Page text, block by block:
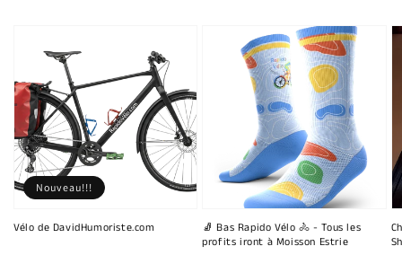
Vélo de DavidHumoriste.com
Nouveau!!!
🧦 Bas Rapido Vélo 🚴 - Tous les
profits iront à Moisson Estrie